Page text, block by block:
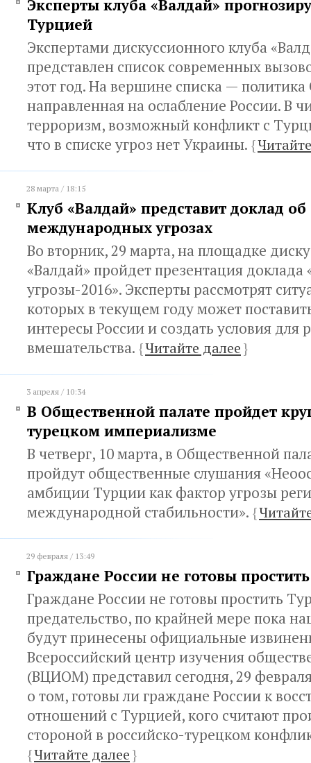
Эксперты клуба «Валдай»
Турцией
Экспертами дискуссионного клуба
представлен список современных
этот год. На вершине списка —
направленная на ослабление России. В
терроризм, возможный конфликт с
что в списке угроз нет Украины. {
28 марта / 18:15
Клуб «Валдай» представит доклад
международных угрозах
Во вторник, 29 марта, на площадке
«Валдай» пройдет презентация
угрозы-2016». Эксперты рассмотрят
которых в текущем году может
интересы России и создать условия для
вмешательства. {Читайте далее}
3 апреля / 10:34
В Общественной палате пройдет
турецком империализме
В четверг, 10 марта, в Общественной
пройдут общественные слушания
амбиции Турции как фактор угрозы
международной стабильности». {
29 февраля / 13:49
Граждане России не готовы
Граждане России не готовы простить
предательство, по крайней мере пока
будут принесены официальные
Всероссийский центр изучения
(ВЦИОМ) представил сегодня, 29
о том, готовы ли граждане России к
отношений с Турцией, кого считают
стороной в российско-турецком
{Читайте далее}